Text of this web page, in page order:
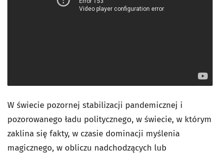
W świecie pozornej stabilizacji pandemicznej i
pozorowanego ładu politycznego, w świecie, w którym
zaklina się fakty, w czasie dominacji myślenia
magicznego, w obliczu nadchodzących lub